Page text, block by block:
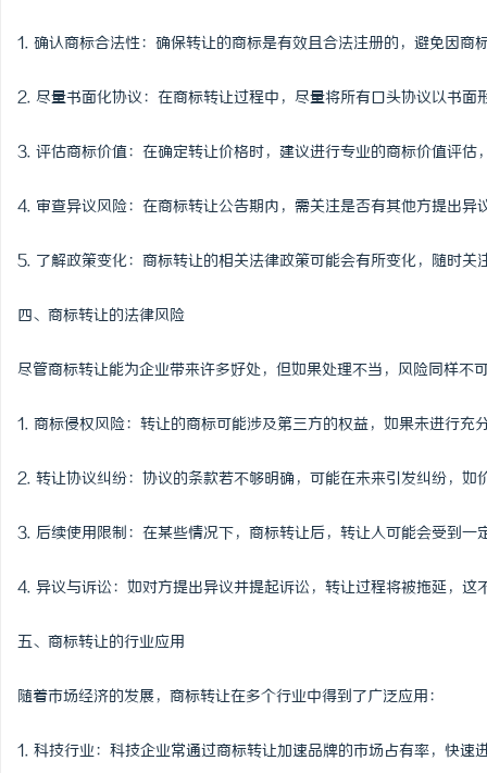
1. 确认商标合法性：确保转让的商标是有效且合法注册的，避免因商
2. 尽量书面化协议：在商标转让过程中，尽量将所有口头协议以书面
3. 评估商标价值：在确定转让价格时，建议进行专业的商标价值评
4. 审查异议风险：在商标转让公告期内，需关注是否有其他方提出
5. 了解政策变化：商标转让的相关法律政策可能会有所变化，随时
四、商标转让的法律风险
尽管商标转让能为企业带来许多好处，但如果处理不当，风险同样不
1. 商标侵权风险：转让的商标可能涉及第三方的权益，如果未进行
2. 转让协议纠纷：协议的条款若不够明确，可能在未来引发纠纷，如
3. 后续使用限制：在某些情况下，商标转让后，转让人可能会受到一
4. 异议与诉讼：如对方提出异议并提起诉讼，转让过程将被拖延，这
五、商标转让的行业应用
随着市场经济的发展，商标转让在多个行业中得到了广泛应用：
1. 科技行业：科技企业常通过商标转让加速品牌的市场占有率，快速